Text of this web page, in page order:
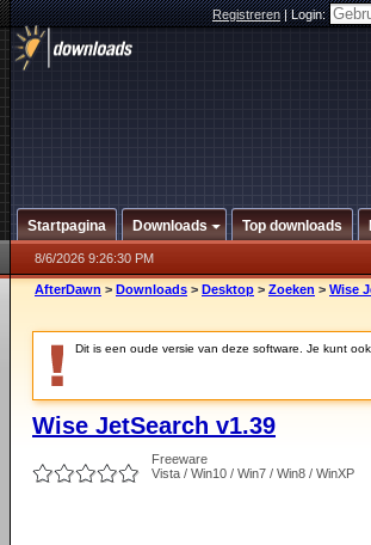
Registreren|Login:
Startpagina Downloads Top downloads
8/6/2026 9:26:30 PM
AfterDawn > Downloads > Desktop > Zoeken > Wise
Dit is een oude versie van deze software. Je kunt
Wise JetSearch v1.39
Freeware
Vista / Win10 / Win7 / Win8 / WinXP